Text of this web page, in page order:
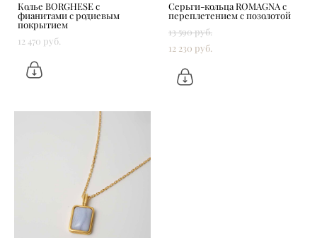
Колье BORGHESE с
фианитами c родиевым
покрытием
12 470 pуб.
Серьги-кольца ROMAGNA с
переплетением с позолотой
13 590 pуб.
12 230 pуб.